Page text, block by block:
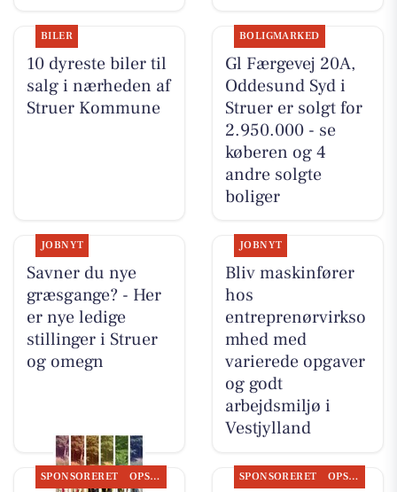
BILER
10 dyreste biler til
salg i nærheden af
Struer Kommune
BOLIGMARKED
Gl Færgevej 20A,
Oddesund Syd i
Struer er solgt for
2.950.000 - se
køberen og 4
andre solgte
boliger
JOBNYT
Savner du nye
græsgange? - Her
er nye ledige
stillinger i Struer
og omegn
JOBNYT
Bliv maskinfører
hos
entreprenørvirkso
mhed med
varierede opgaver
og godt
arbejdsmiljø i
Vestjylland
SPONSORERET OPSLAGSTAVLEN SPONSORERET OPSLAGSTAVLEN